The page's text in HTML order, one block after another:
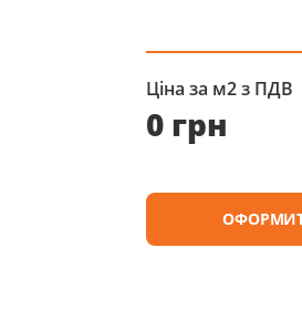
Ціна за м2 з ПДВ
0 грн